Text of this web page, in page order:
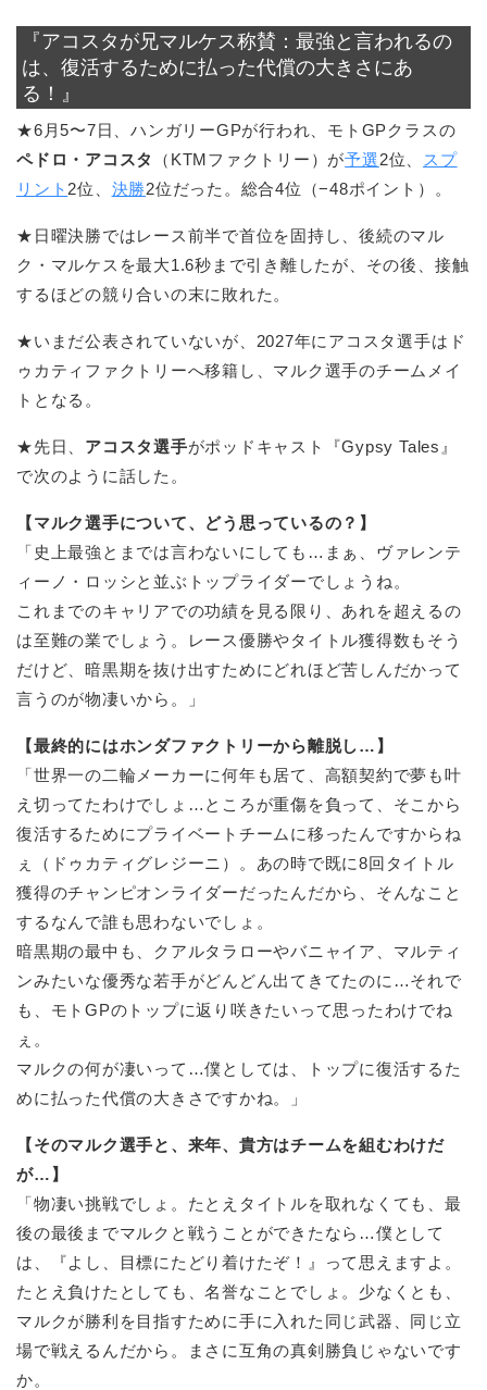
『アコスタが兄マルケス称賛：最強と言われるの
は、復活するために払った代償の大きさにあ
る！』
★6月5〜7日、ハンガリーGPが行われ、モトGPクラスの
ペドロ・アコスタ
（KTMファクトリー）が予選2位、
スプ
リント 2位、 決勝2位だった。総合4位（−48ポイント）。
★日曜決勝ではレース前半で首位を固持し、後続のマル
ク・マルケスを最大1.6秒まで引き離したが、その後、接触
するほどの競り合いの末に敗れた。
★いまだ公表されていないが、2027年にアコスタ選手はド
ゥカティファクトリーへ移籍し、マルク選手のチームメイ
トとなる。
★先日、 アコスタ選手がポッドキャスト『Gypsy Tales』
で次のように話した。
【マルク選手について、どう思っているの？】
「史上最強とまでは言わないにしても…まぁ、ヴァレンテ
ィーノ・ロッシと並ぶトップライダーでしょうね。
これまでのキャリアでの功績を見る限り、あれを超えるの
は至難の業でしょう。レース優勝やタイトル獲得数もそう
だけど、暗黒期を抜け出すためにどれほど苦しんだかって
言うのが物凄いから。」
【最終的にはホンダファクトリーから離脱し…】
「世界一の二輪メーカーに何年も居て、高額契約で夢も叶
え切ってたわけでしょ…ところが重傷を負って、そこから
復活するためにプライベートチームに移ったんですからね
ぇ（ドゥカティグレジーニ）。あの時で既に8回タイトル
獲得のチャンピオンライダーだったんだから、そんなこと
するなんで誰も思わないでしょ。
暗黒期の最中も、クアルタラローやバニャイア、マルティ
ンみたいな優秀な若手がどんどん出てきてたのに…それで
も、モトGPのトップに返り咲きたいって思ったわけでね
ぇ。
マルクの何が凄いって…僕としては、トップに復活するた
めに払った代償の大きさですかね。」
【そのマルク選手と、来年、貴方はチームを組むわけだ
が…】
「物凄い挑戦でしょ。たとえタイトルを取れなくても、最
後の最後までマルクと戦うことができたなら…僕として
は、『よし、目標にたどり着けたぞ！』って思えますよ。
たとえ負けたとしても、名誉なことでしょ。少なくとも、
マルクが勝利を目指すために手に入れた同じ武器、同じ立
場で戦えるんだから。まさに互角の真剣勝負じゃないです
か。